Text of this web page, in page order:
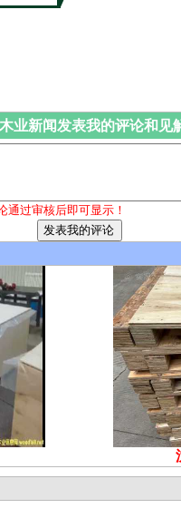
业新闻发表我的评论和见
通过审核后即可显示！